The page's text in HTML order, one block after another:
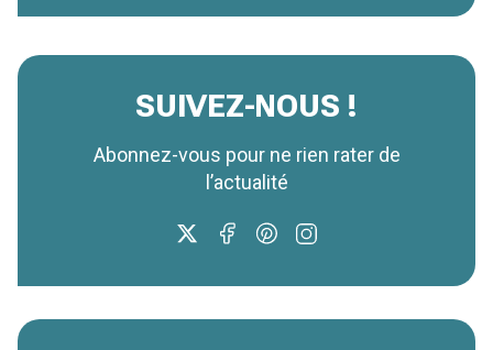
SUIVEZ-NOUS !
Abonnez-vous pour ne rien rater de
l’actualité